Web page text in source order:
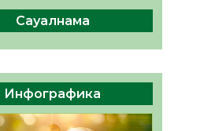
Рүстемұлы облыс
кеңесшісі болып
44 0
Сауалнама
Инфографика